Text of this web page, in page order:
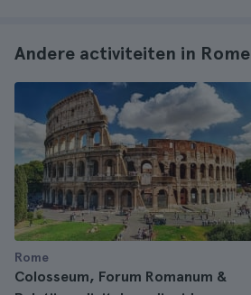
Andere activiteiten in Rome
Rome
Colosseum, Forum Romanum &